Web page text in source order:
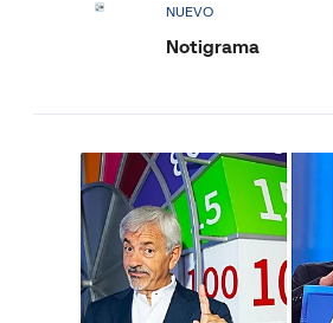
NUEVO
Notigrama